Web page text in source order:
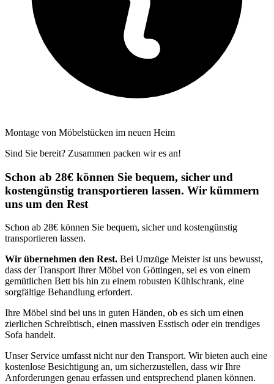
Montage von Möbelstücken im neuen Heim
Sind Sie bereit? Zusammen packen wir es an!
Schon ab 28€ können Sie bequem, sicher und
kostengünstig transportieren lassen. Wir kümmern
uns um den Rest
Schon ab 28€ können Sie bequem, sicher und kostengünstig
transportieren lassen.
Wir übernehmen den Rest. Bei Umzüge Meister ist uns bewusst,
dass der Transport Ihrer Möbel von Göttingen, sei es von einem
gemütlichen Bett bis hin zu einem robusten Kühlschrank, eine
sorgfältige Behandlung erfordert.
Ihre Möbel sind bei uns in guten Händen, ob es sich um einen
zierlichen Schreibtisch, einen massiven Esstisch oder ein trendiges
Sofa handelt.
Unser Service umfasst nicht nur den Transport. Wir bieten auch eine
kostenlose Besichtigung an, um sicherzustellen, dass wir Ihre
Anforderungen genau erfassen und entsprechend planen können.